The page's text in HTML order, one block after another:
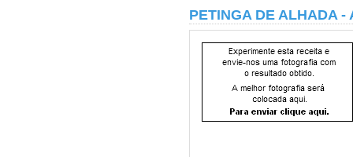
PETINGA DE ALHADA -